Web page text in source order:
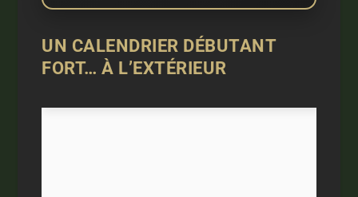
UN CALENDRIER DÉBUTANT
FORT… À L’EXTÉRIEUR